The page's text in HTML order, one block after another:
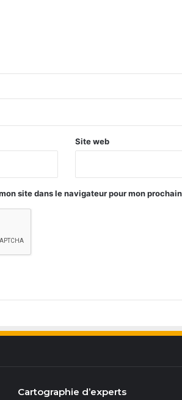
Site web
site dans le navigateur pour mon
Cartographie d’experts